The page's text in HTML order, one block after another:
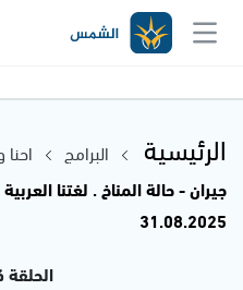
الرئيسية البرامج
جيران - حالة المناخ . لغتنا
31.08.2025
الحلقة